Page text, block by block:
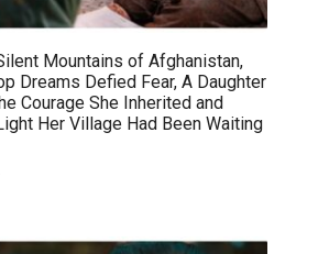
Mountains of Afghanistan,
Dreams Defied Fear, A Daughter
Courage She Inherited and
Her Village Had Been Waiting